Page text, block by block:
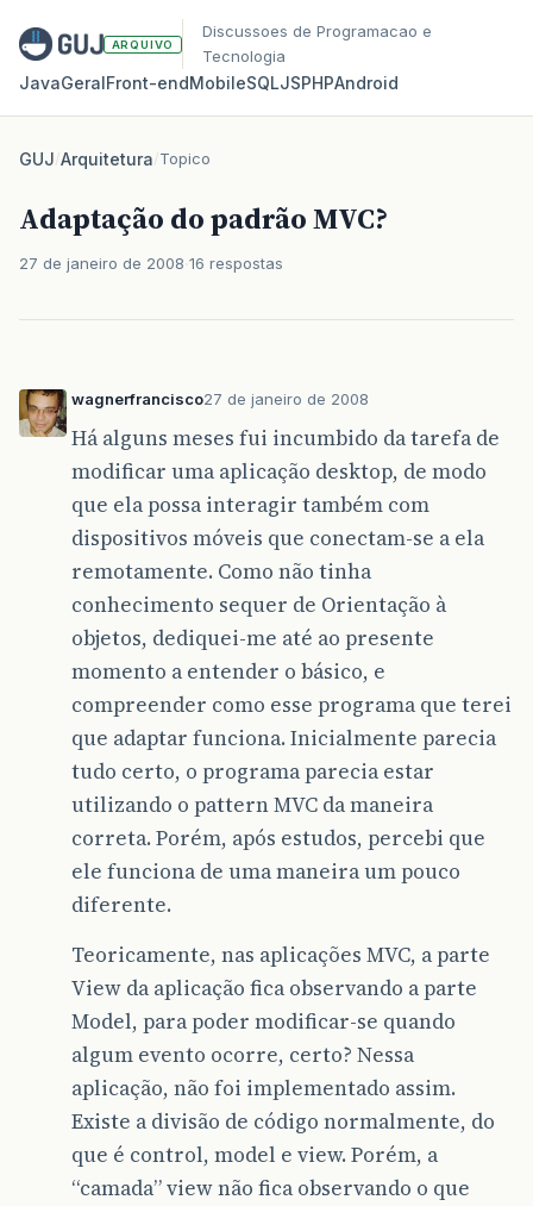
ARQUIVO
Discussoes de Programacao e
Tecnologia
JavaGeralFront‑endMobileSQLJSPHPAndroid
GUJ/Arquitetura/Topico
Adaptação do padrão MVC?
27 de janeiro de 2008 16 respostas
wagnerfrancisco27 de janeiro de 2008
Há alguns meses fui incumbido da tarefa de
modificar uma aplicação desktop, de modo
que ela possa interagir também com
dispositivos móveis que conectam-se a ela
remotamente. Como não tinha
conhecimento sequer de Orientação à
objetos, dediquei-me até ao presente
momento a entender o básico, e
compreender como esse programa que terei
que adaptar funciona. Inicialmente parecia
tudo certo, o programa parecia estar
utilizando o pattern MVC da maneira
correta. Porém, após estudos, percebi que
ele funciona de uma maneira um pouco
diferente.
Teoricamente, nas aplicações MVC, a parte
View da aplicação fica observando a parte
Model, para poder modificar-se quando
algum evento ocorre, certo? Nessa
aplicação, não foi implementado assim.
Existe a divisão de código normalmente, do
que é control, model e view. Porém, a
“camada” view não fica observando o que